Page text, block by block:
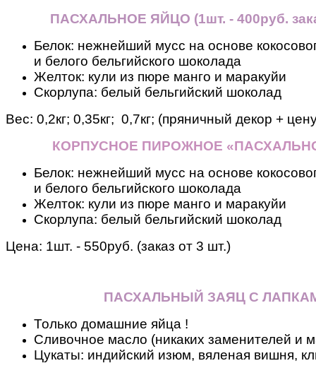
ПАСХАЛЬНОЕ ЯЙЦО (1шт. - 400руб.
Белок: нежнейший мусс на основе
и белого бельгийского шоколада
Желток: кули из пюре манго и маракуйи
Скорлупа: белый бельгийский шоколад
Вес: 0,2кг; 0,35кг; 0,7кг; (пряничный декор +
КОРПУСНОЕ ПИРОЖНОЕ
Белок: нежнейший мусс на основе
и белого бельгийского шоколада
Желток: кули из пюре манго и маракуйи
Скорлупа: белый бельгийский шоколад
Цена: 1шт. - 550руб. (заказ от 3 шт.)
ПАСХАЛЬНЫЙ ЗАЯЦ С
Только домашние яйца !
Сливочное масло (никаких заменителей и
Цукаты: индийский изюм, вяленая вишня,